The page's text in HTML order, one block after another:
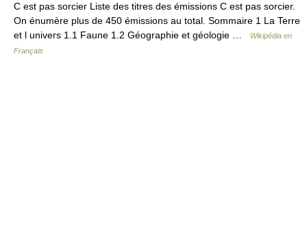
C est pas sorcier Liste des titres des émissions C est pas sorcier.
On énumère plus de 450 émissions au total. Sommaire 1 La Terre
et l univers 1.1 Faune 1.2 Géographie et géologie …
Wikipédia en
Français